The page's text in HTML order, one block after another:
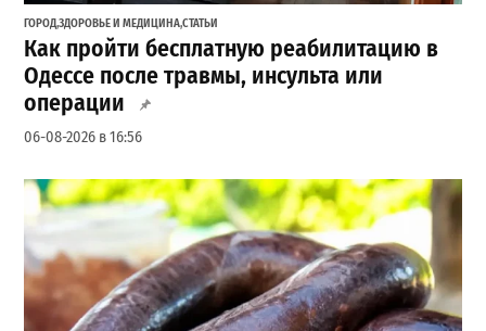
ГОРОД,ЗДОРОВЬЕ И МЕДИЦИНА,СТАТЬИ
Как пройти бесплатную реабилитацию в
Одессе после травмы, инсульта или
операции
06-08-2026 в 16:56